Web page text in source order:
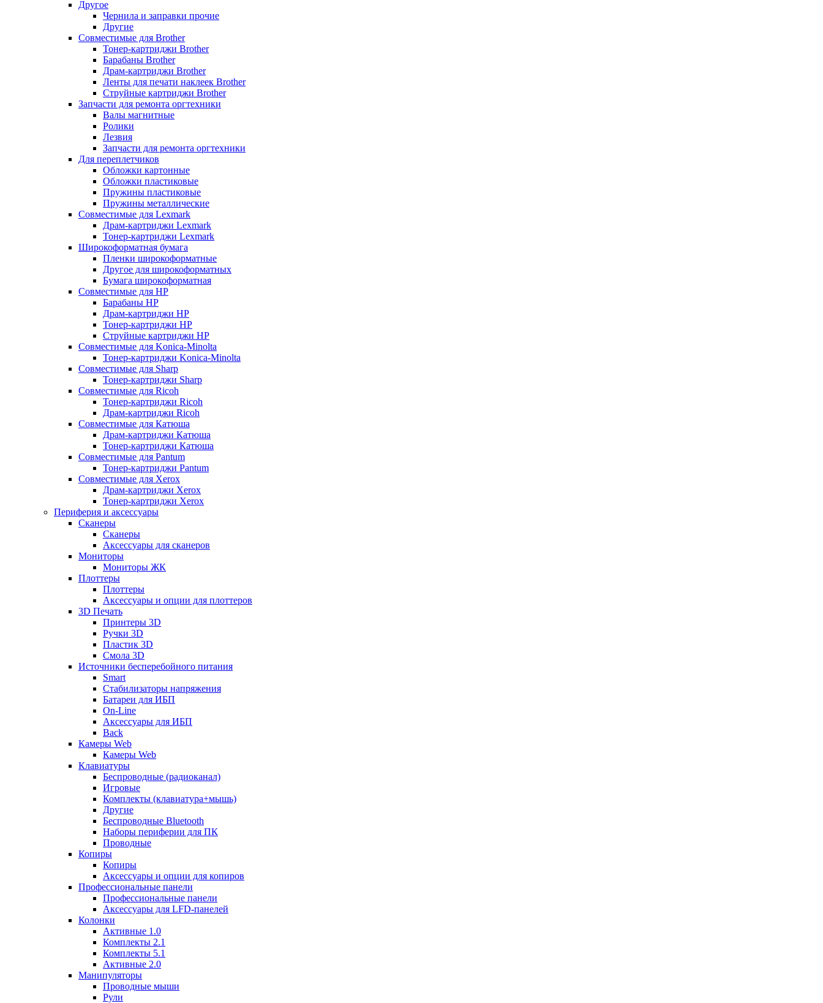
Другое
Чернила и заправки прочие
Другие
Совместимые для Brother
Тонер-картриджи Brother
Барабаны Brother
Драм-картриджи Brother
Ленты для печати наклеек Brother
Струйные картриджи Brother
Запчасти для ремонта оргтехники
Валы магнитные
Ролики
Лезвия
Запчасти для ремонта оргтехники
Для переплетчиков
Обложки картонные
Обложки пластиковые
Пружины пластиковые
Пружины металлические
Совместимые для Lexmark
Драм-картриджи Lexmark
Тонер-картриджи Lexmark
Широкоформатная бумага
Пленки широкоформатные
Другое для широкоформатных
Бумага широкоформатная
Совместимые для HP
Барабаны HP
Драм-картриджи HP
Тонер-картриджи HP
Струйные картриджи HP
Совместимые для Konica-Minolta
Тонер-картриджи Konica-Minolta
Совместимые для Sharp
Тонер-картриджи Sharp
Совместимые для Ricoh
Тонер-картриджи Ricoh
Драм-картриджи Ricoh
Совместимые для Катюша
Драм-картриджи Катюша
Тонер-картриджи Катюша
Совместимые для Pantum
Тонер-картриджи Pantum
Совместимые для Xerox
Драм-картриджи Xerox
Тонер-картриджи Xerox
Периферия и аксессуары
Сканеры
Сканеры
Аксессуары для сканеров
Мониторы
Мониторы ЖК
Плоттеры
Плоттеры
Аксессуары и опции для плоттеров
3D Печать
Принтеры 3D
Ручки 3D
Пластик 3D
Смола 3D
Источники бесперебойного питания
Smart
Стабилизаторы напряжения
Батареи для ИБП
On-Line
Аксессуары для ИБП
Back
Камеры Web
Камеры Web
Клавиатуры
Беспроводные (радиоканал)
Игровые
Комплекты (клавиатура+мышь)
Другие
Беспроводные Bluetooth
Наборы периферии для ПК
Проводные
Копиры
Копиры
Аксессуары и опции для копиров
Профессиональные панели
Профессиональные панели
Аксессуары для LFD-панелей
Колонки
Активные 1.0
Комплекты 2.1
Комплекты 5.1
Активные 2.0
Манипуляторы
Проводные мыши
Рули